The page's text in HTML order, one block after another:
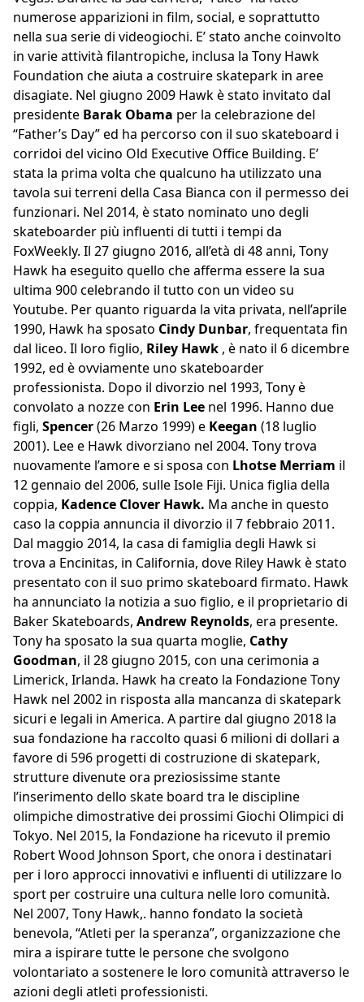
numerose apparizioni in film, social, e soprattutto
nella sua serie di videogiochi. E’ stato anche coinvolto
in varie attività filantropiche, inclusa la Tony Hawk
Foundation che aiuta a costruire skatepark in aree
disagiate. Nel giugno 2009 Hawk è stato invitato dal
presidente Barak Obama per la celebrazione del
“Father’s Day” ed ha percorso con il suo skateboard i
corridoi del vicino Old Executive Office Building. E’
stata la prima volta che qualcuno ha utilizzato una
tavola sui terreni della Casa Bianca con il permesso dei
funzionari. Nel 2014, è stato nominato uno degli
skateboarder più influenti di tutti i tempi da
FoxWeekly. Il 27 giugno 2016, all’età di 48 anni, Tony
Hawk ha eseguito quello che afferma essere la sua
ultima 900 celebrando il tutto con un video su
Youtube. Per quanto riguarda la vita privata, nell’aprile
1990, Hawk ha sposato Cindy Dunbar, frequentata fin
dal liceo. Il loro figlio, Riley Hawk , è nato il 6 dicembre
1992, ed è ovviamente uno skateboarder
professionista. Dopo il divorzio nel 1993, Tony è
convolato a nozze con Erin Lee nel 1996. Hanno due
figli, Spencer(26 Marzo 1999) e Keegan (18 luglio
2001). Lee e Hawk divorziano nel 2004. Tony trova
nuovamente l’amore e si sposa con Lhotse Merriam il
12 gennaio del 2006, sulle Isole Fiji. Unica figlia della
coppia, Kadence Clover Hawk. Ma anche in questo
caso la coppia annuncia il divorzio il 7 febbraio 2011.
Dal maggio 2014, la casa di famiglia degli Hawk si
trova a Encinitas, in California, dove Riley Hawk è stato
presentato con il suo primo skateboard firmato. Hawk
ha annunciato la notizia a suo figlio, e il proprietario di
Baker Skateboards, Andrew Reynolds, era presente.
Tony ha sposato la sua quarta moglie, Cathy
Goodman, il 28 giugno 2015, con una cerimonia a
Limerick, Irlanda. Hawk ha creato la Fondazione Tony
Hawk nel 2002 in risposta alla mancanza di skatepark
sicuri e legali in America. A partire dal giugno 2018 la
sua fondazione ha raccolto quasi 6 milioni di dollari a
favore di 596 progetti di costruzione di skatepark,
strutture divenute ora preziosissime stante
l’inserimento dello skate board tra le discipline
olimpiche dimostrative dei prossimi Giochi Olimpici di
Tokyo. Nel 2015, la Fondazione ha ricevuto il premio
Robert Wood Johnson Sport, che onora i destinatari
per i loro approcci innovativi e influenti di utilizzare lo
sport per costruire una cultura nelle loro comunità.
Nel 2007, Tony Hawk,. hanno fondato la società
benevola, “Atleti per la speranza”, organizzazione che
mira a ispirare tutte le persone che svolgono
volontariato a sostenere le loro comunità attraverso le
azioni degli atleti professionisti.